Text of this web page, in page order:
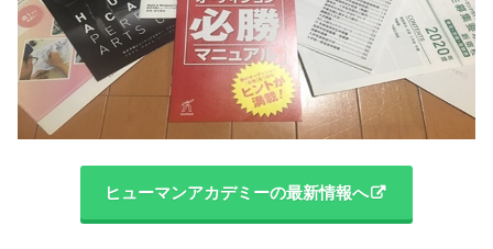
ヒューマンアカデミーの最新情報へ